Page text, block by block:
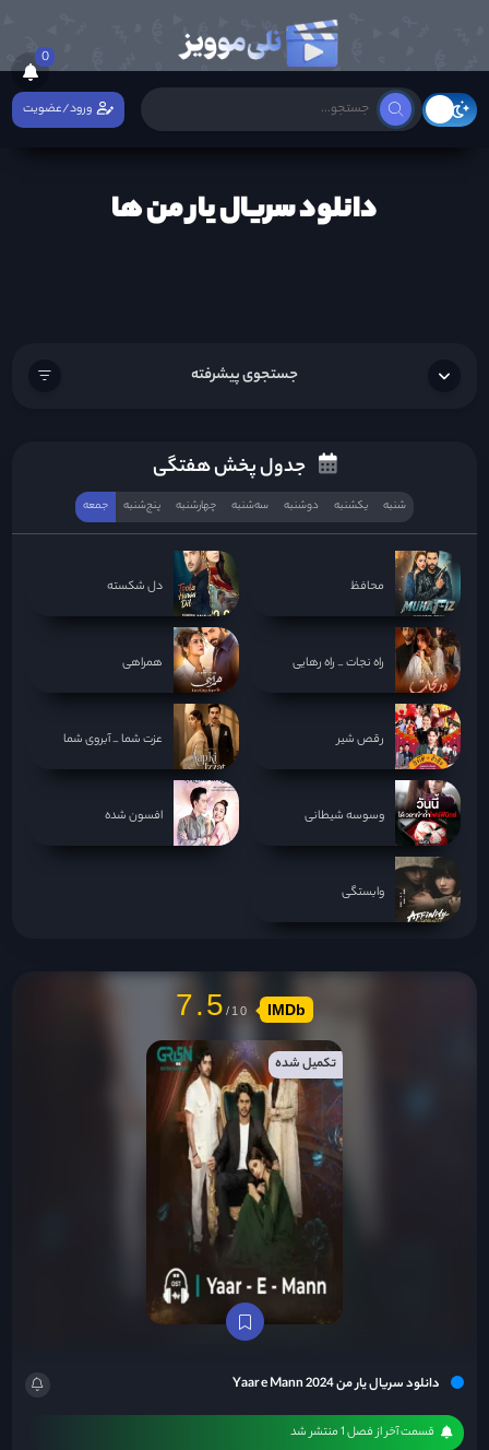
0
ورود/عضویت
دانلود سریال یار من ها
جستجوی پیشرفته
جدول پخش هفتگی
شنبه یکشنبه دوشنبه سه‌‌شنبه چهارشنبه پنج‌شنبه جمعه
محافظ دل شکسته
راه نجات _ راه رهایی همراهی
رقص شیر عزت شما _ آبروی شما
وسوسه شیطانی افسون شده
وابستگی
دانلود سریال یار من Yaar e Mann 2024
قسمت آخر از فصل 1 منتشر شد
7.5 IMDb
تکمیل شده